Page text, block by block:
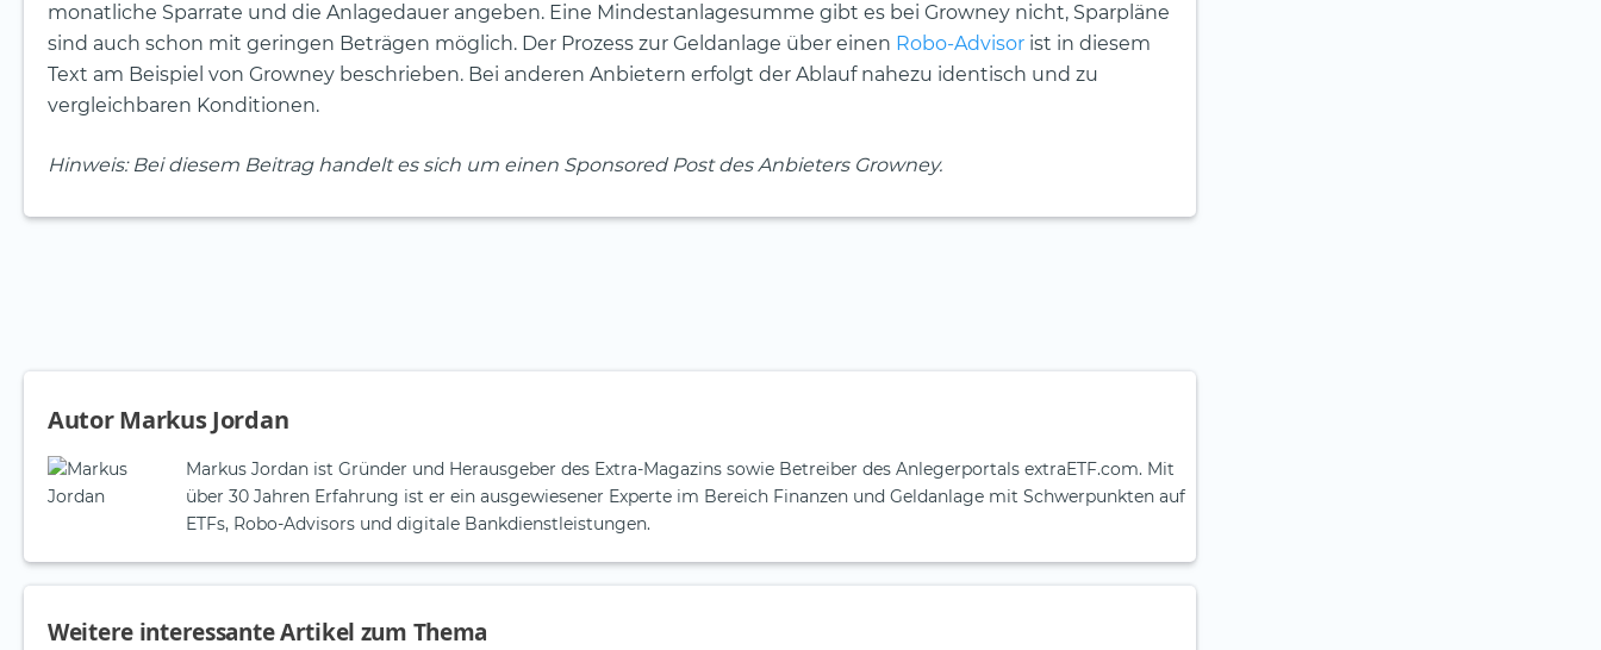
monatliche Sparrate und die Anlagedauer angeben. Eine Mindestanlagesumme gibt es bei Growney nicht, Sparpläne
sind auch schon mit geringen Beträgen möglich. Der Prozess zur Geldanlage über einen Robo-Advisor ist in diesem
Text am Beispiel von Growney beschrieben. Bei anderen Anbietern erfolgt der Ablauf nahezu identisch und zu
vergleichbaren Konditionen.
Hinweis: Bei diesem Beitrag handelt es sich um einen Sponsored Post des Anbieters Growney.
Autor Markus Jordan
Markus Jordan ist Gründer und Herausgeber des Extra-Magazins sowie Betreiber des Anlegerportals extraETF.com. Mit
über 30 Jahren Erfahrung ist er ein ausgewiesener Experte im Bereich Finanzen und Geldanlage mit Schwerpunkten auf
ETFs, Robo-Advisors und digitale Bankdienstleistungen.
Weitere interessante Artikel zum Thema